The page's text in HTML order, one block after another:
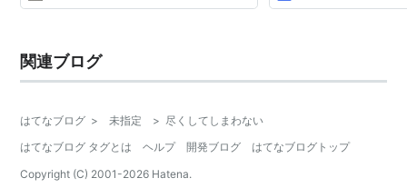
関連ブログ
はてなブログ > 未指定 > 尽くしてしまわない
はてなブログ タグとは
ヘルプ 開発ブログ
はてなブログトップ
Copyright (C) 2001-2026 Hatena.